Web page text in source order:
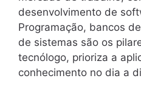
desenvolvimento de
Programação, bancos
de sistemas são os
tecnólogo, prioriza a
conhecimento no dia a